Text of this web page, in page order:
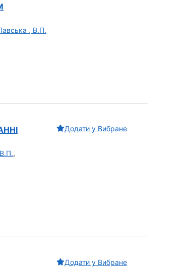
, В.П.
,
Додати у Вибране
Додати у Вибране